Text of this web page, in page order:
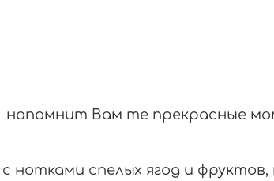
напомнит Вам те прекрасные
спелых ягод и